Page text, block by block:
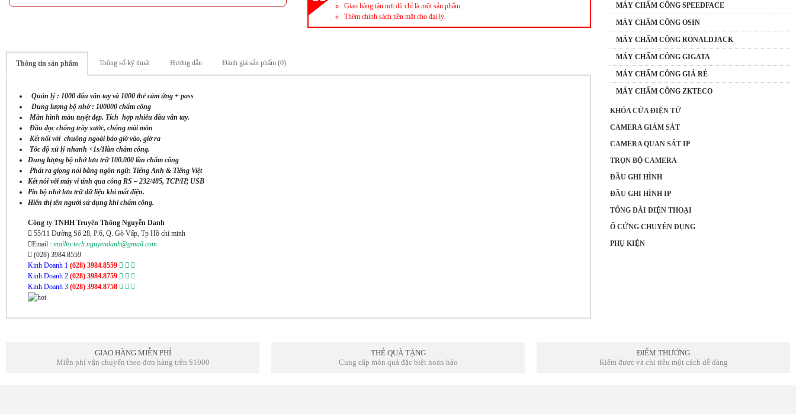
Giao hàng tận nơi dù chỉ là một sản phẩm.
Thêm chính sách tiền mặt cho đại lý.
Thông tin sản phẩm Thông số kỹ thuật Hướng dẫn Đánh giá sản phẩm (0)
Quản lý : 1000 dấu vân tay và 1000 thẻ cảm ứng + pass
Dung lượng bộ nhớ : 100000 chấm công
Màn hình màu tuyệt đẹp. Tích hợp nhiều dấu vân tay.
Đầu đọc chống trầy xước, chống mài mòn
Kết nối với chuông ngoài báo giờ vào, giờ ra
Tốc độ xử lý nhanh <1s/1lần chấm công.
Dung lượng bộ nhớ lưu trữ 100.000 lần chấm công
Phát ra giọng nói bằng ngôn ngữ: Tiếng Anh & Tiếng Việt
Kết nối với máy vi tính qua cổng RS – 232/485, TCP/IP, USB
Pin bộ nhớ lưu trữ dữ liệu khi mất điện.
Hiển thị tên người sử dụng khi chấm công.
Công ty TNHH Truyền Thông Nguyễn Danh
55/11 Đường Số 28, P.6, Q. Gò Vấp, Tp Hồ chí minh
Email : mailto:tech.nguyendanh@gmail.com
(028) 3984.8559
Kinh Doanh 1 (028) 3984.8559
Kinh Doanh 2 (028) 3984.8759
Kinh Doanh 3 (028) 3984.8758
MÁY CHẤM CÔNG SPEEDFACE
MÁY CHẤM CÔNG OSIN
MÁY CHẤM CÔNG RONALDJACK
MÁY CHẤM CÔNG GIGATA
MÁY CHẤM CÔNG GIÁ RẺ
MÁY CHẤM CÔNG ZKTECO
KHÓA CỬA ĐIỆN TỬ
CAMERA GIÁM SÁT
CAMERA QUAN SÁT IP
TRỌN BỘ CAMERA
ĐẦU GHI HÌNH
ĐẦU GHI HÌNH IP
TỔNG ĐÀI ĐIỆN THOẠI
Ổ CỨNG CHUYÊN DỤNG
PHỤ KIỆN
GIAO HÀNG MIỄN PHÍ
Miễn phí vận chuyển theo đơn hàng trên $1000
THẺ QUÀ TẶNG
Cung cấp món quà đặc biệt hoàn hảo
ĐIỂM THƯỞNG
Kiếm được và chi tiêu một cách dễ dàng